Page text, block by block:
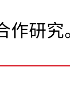
作研究